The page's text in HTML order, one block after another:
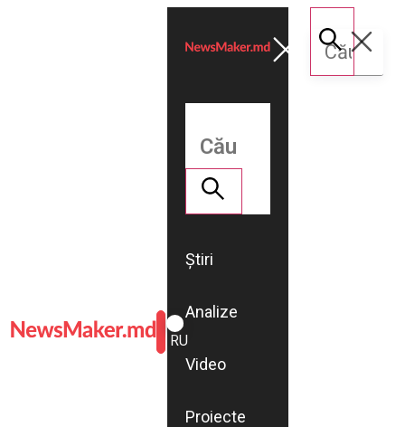
ROMÂNĂ
RU
Știri
Analize
Video
Proiecte